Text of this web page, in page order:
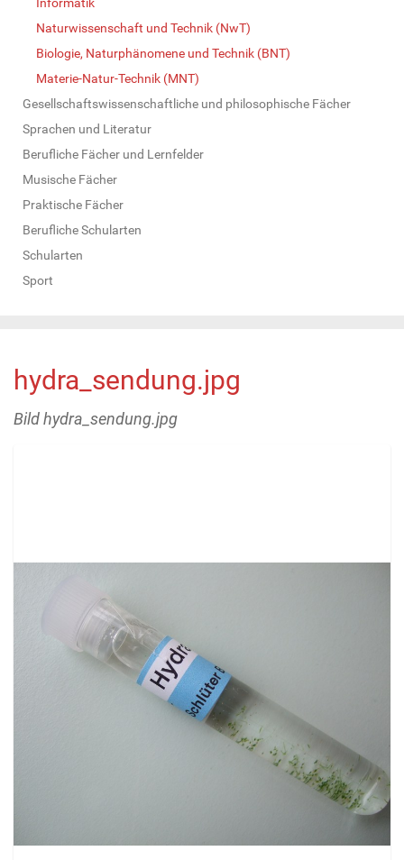
Naturwissenschaft und Technik (NwT)
Biologie, Naturphänomene und Technik (BNT)
Materie-Natur-Technik (MNT)
Gesellschaftswissenschaftliche und philosophische Fächer
Sprachen und Literatur
Berufliche Fächer und Lernfelder
Musische Fächer
Praktische Fächer
Berufliche Schularten
Schularten
Sport
hydra_sendung.jpg
Bild hydra_sendung.jpg